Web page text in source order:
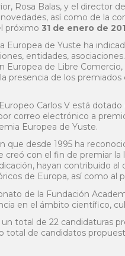
Rosa Balas, y el director
así como de la
próximo 31 de enero de
Europea de Yuste ha
entidades,
Europea de Libre
presencia de los
Carlos V está
correo electrónico a
Europea de Yuste.
que desde 1995 ha
con el fin de premiar
hayan contribuido
de Europa, así como
de la Fundación
en el ámbito científico,
total de 22 candidaturas
total de candidatos